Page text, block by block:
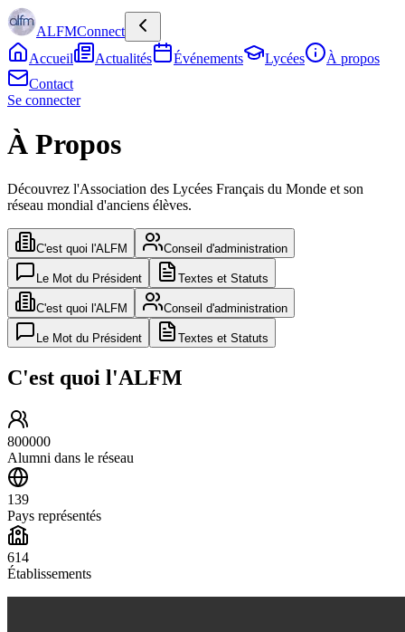
ALFMConnect
Accueil
Actualités Événements Lycées
À propos
Contact
Se connecter
À Propos
Découvrez l'Association des Lycées Français du Monde et son
réseau mondial d'anciens élèves.
C'est quoi l'ALFM Conseil d'administration
Le Mot du Président Textes et Statuts
C'est quoi l'ALFM Conseil d'administration
Le Mot du Président Textes et Statuts
C'est quoi l'ALFM
800000
Alumni dans le réseau
139
Pays représentés
614
Établissements